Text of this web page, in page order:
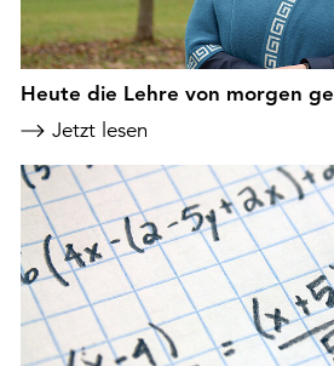
Heute die Lehre von morgen
Jetzt lesen